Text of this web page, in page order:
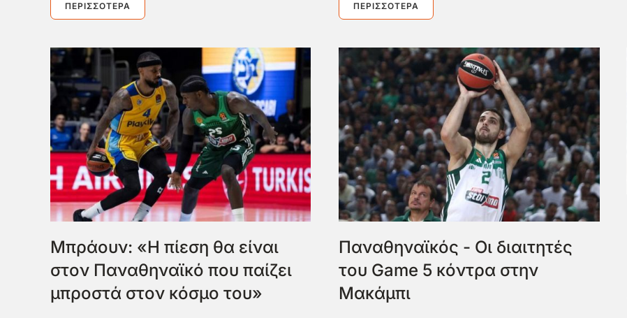
ΠΕΡΙΣΣΌΤΕΡΑ ΠΕΡΙΣΣΌΤΕΡΑ
Μπράουν: «Η πίεση θα είναι
στον Παναθηναϊκό που παίζει
μπροστά στον κόσμο του»
Παναθηναϊκός - Οι διαιτητές
του Game 5 κόντρα στην
Μακάμπι